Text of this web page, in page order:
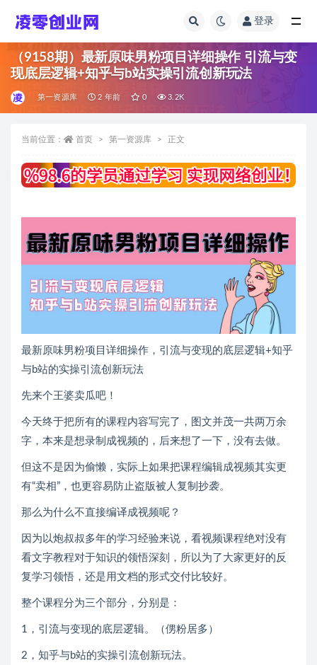
登录
（9158期）最新原味男粉项目详细操作 引流与变
现底层逻辑+知乎与b站实操引流创新玩法
第一资源库 2 年前 0 3.2K
当前位置： 首页 第一资源库 正文
最新原味男粉项目详细操作，引流与变现的底层逻辑+知乎
与b站的实操引流创新玩法
先来个王婆卖瓜吧！
今天终于把所有的课程内容写完了，图文并茂一共两万余
字，本来是想录制成视频的，后来想了一下，没有去做。
但这不是因为偷懒，实际上如果把课程编辑成视频其实更
有“卖相”，也更容易防止盗版被人复制抄袭。
那么为什么不直接编译成视频呢？
因为以炮叔叔多年的学习经验来说，看视频课程绝对没有
看文字教程对于知识的领悟深刻，所以为了大家更好的反
复学习领悟，还是用文档的形式交付比较好。
整个课程分为三个部分，分别是：
1，引流与变现的底层逻辑。（侽粉居多）
2，知乎与b站的实操引流创新玩法。